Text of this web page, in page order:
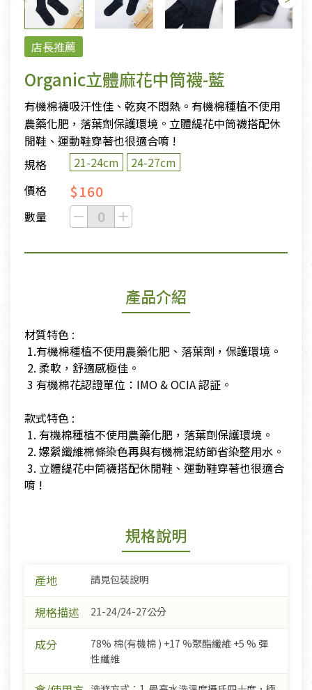
店長推薦
Organic立體麻花中筒襪-藍
有機棉襪吸汗性佳、乾爽不悶熱。有機棉種植不使用
農藥化肥，落葉劑保護環境。立體緹花中筒襪搭配休
閒鞋、運動鞋穿著也很適合唷 !
規格
21-24cm
24-27cm
價格
$160
數量
產品介紹
材質特色 :
​ 1.有機棉種植不使用農藥化肥、落葉劑，保護環境。
​ 2. 柔軟，舒適感極佳。
​ 3 有機棉花認證單位：IMO & OCIA 認証。
​款式特色 :
​ 1. 有機棉種植不使用農藥化肥，落葉劑保護環境。
​ 2. 嫘縈纖維棉條染色再與有機棉混紡節省染整用水。
​ 3. 立體緹花中筒襪搭配休閒鞋、運動鞋穿著也很適合
唷 !
規格說明
產地 請見包裝說明
規格描述 21-24/24-27公分
成分
78% 棉(有機棉 ) +17 %聚酯纖維 +5 % 彈
性纖維